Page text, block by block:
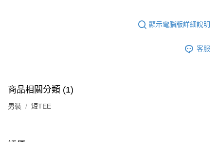
顯示電腦版詳細說明
客服
商品相關分類 (1)
男裝 短TEE